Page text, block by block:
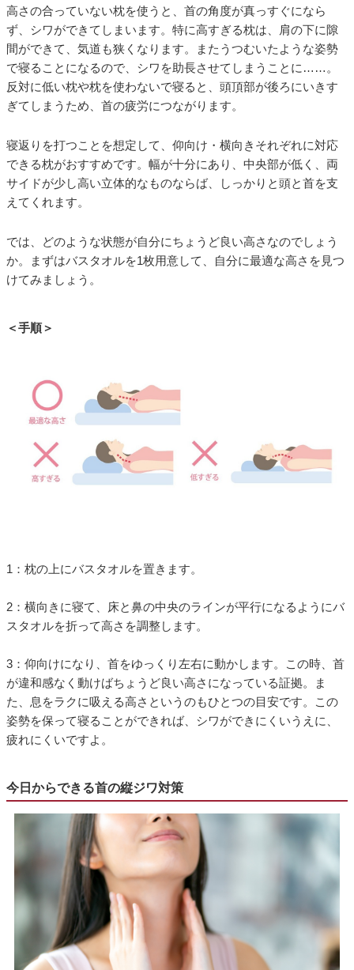
高さの合っていない枕を使うと、首の角度が真っすぐになら
ず、シワができてしまいます。特に高すぎる枕は、肩の下に隙
間ができて、気道も狭くなります。またうつむいたような姿勢
で寝ることになるので、シワを助長させてしまうことに……。
反対に低い枕や枕を使わないで寝ると、頭頂部が後ろにいきす
ぎてしまうため、首の疲労につながります。
寝返りを打つことを想定して、仰向け・横向きそれぞれに対応
できる枕がおすすめです。幅が十分にあり、中央部が低く、両
サイドが少し高い立体的なものならば、しっかりと頭と首を支
えてくれます。
では、どのような状態が自分にちょうど良い高さなのでしょう
か。まずはバスタオルを1枚用意して、自分に最適な高さを見つ
けてみましょう。
＜手順＞
1：枕の上にバスタオルを置きます。
2：横向きに寝て、床と鼻の中央のラインが平行になるようにバ
スタオルを折って高さを調整します。
3：仰向けになり、首をゆっくり左右に動かします。この時、首
が違和感なく動けばちょうど良い高さになっている証拠。ま
た、息をラクに吸える高さというのもひとつの目安です。この
姿勢を保って寝ることができれば、シワができにくいうえに、
疲れにくいですよ。
今日からできる首の縦ジワ対策